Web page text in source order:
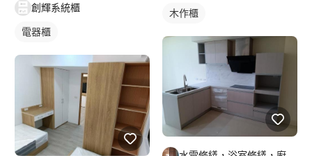
創輝系統櫃
電器櫃
木作櫃